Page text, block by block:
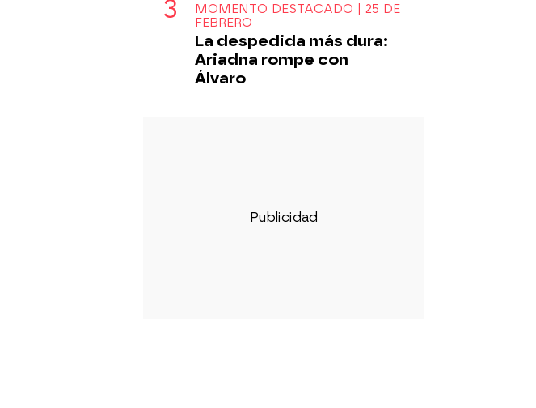
MOMENTO DESTACADO | 25 DE
FEBRERO
La despedida más dura:
Ariadna rompe con
Álvaro